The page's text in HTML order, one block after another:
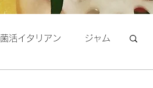
菌活イタリアン ジャム